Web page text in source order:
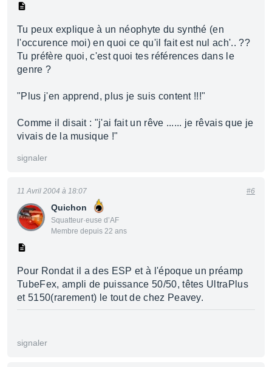
Tu peux explique à un néophyte du synthé (en
l'occurence moi) en quoi ce qu'il fait est nul ach'.. ??
Tu préfère quoi, c'est quoi tes références dans le
genre ?
"Plus j'en apprend, plus je suis content !!!"
Comme il disait : "j'ai fait un rêve ...... je rêvais que je
vivais de la musique !"
signaler
Quichon
Squatteur·euse d’AF
Membre depuis 22 ans
11 Avril 2004 à 18:07 #6
Pour Rondat il a des ESP et à l'époque un préamp
TubeFex, ampli de puissance 50/50, têtes UltraPlus
et 5150(rarement) le tout de chez Peavey.
signaler